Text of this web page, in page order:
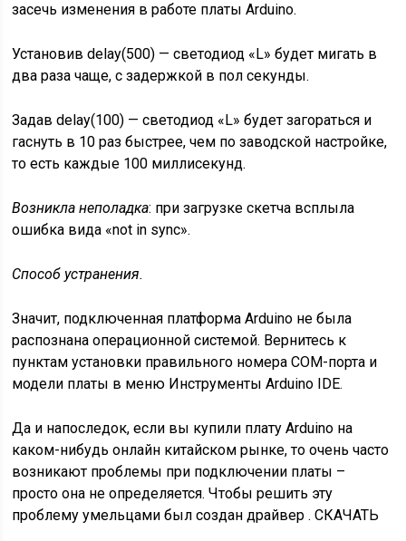
засечь изменения в работе платы Arduino.
Установив delay(500) — светодиод «L» будет мигать в
два раза чаще, с задержкой в пол секунды.
Задав delay(100) — светодиод «L» будет загораться и
гаснуть в 10 раз быстрее, чем по заводской настройке,
то есть каждые 100 миллисекунд.
Возникла неполадка: при загрузке скетча всплыла
ошибка вида «not in sync».
Способ устранения.
Значит, подключенная платформа Arduino не была
распознана операционной системой. Вернитесь к
пунктам установки правильного номера COM-порта и
модели платы в меню Инструменты Arduino IDE.
Да и напоследок, если вы купили плату Arduino на
каком-нибудь онлайн китайском рынке, то очень часто
возникают проблемы при подключении платы –
просто она не определяется. Чтобы решить эту
проблему умельцами был создан драйвер .СКАЧАТЬ